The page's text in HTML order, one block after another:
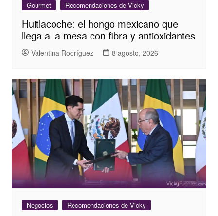
Gourmet Recomendaciones de Vicky
Huitlacoche: el hongo mexicano que
llega a la mesa con fibra y antioxidantes
Valentina Rodríguez 8 agosto, 2026
Negocios Recomendaciones de Vicky